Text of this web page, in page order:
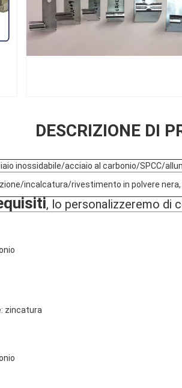
DESCRIZIONE DI
inossidabile/acciaio al carbonio/SPCC/
incalcatura/rivestimento in polvere nera,
, lo personalizzeremo di
zincatura